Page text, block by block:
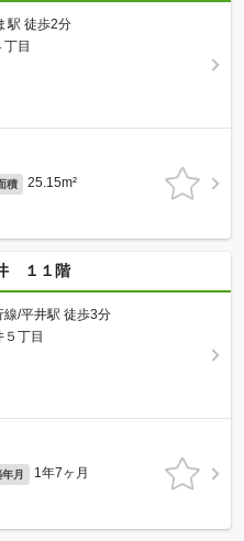
駅 徒歩2分
目
積 25.15m²
１１階
線/平井駅 徒歩3分
丁目
月 1年7ヶ月